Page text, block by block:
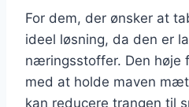
For dem, der ønsker at
ideel løsning, da den er
næringsstoffer. Den høje
med at holde maven
kan reducere trangen til